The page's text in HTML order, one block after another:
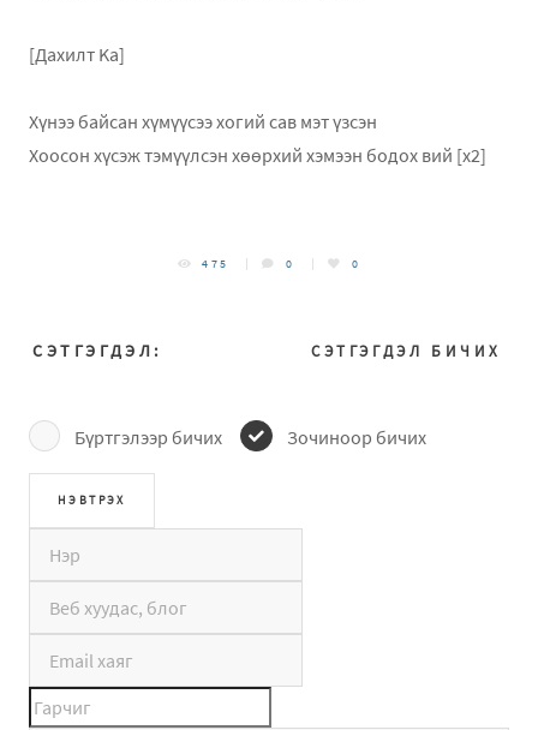
[Дахилт Ka]
Хүнээ байсан хүмүүсээ хогий сав мэт үзсэн
Хоосон хүсэж тэмүүлсэн хөөрхий хэмээн бодох вий [x2]
475 0 0
СЭТГЭГДЭЛ БИЧИХ
СЭТГЭГДЭЛ:
Бүртгэлээр бичих Зочиноор бичих